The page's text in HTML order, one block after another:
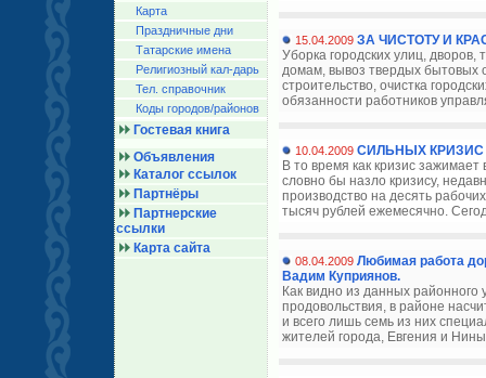
Карта
Праздничные дни
Татарские имена
Религиозный кал-дарь
Тел. справочник
Коды городов/райoнов
Гостевая книга
Объявления
Каталог ссылок
Партнёры
Партнерские
ссылки
Карта сайта
15.04.2009 ЗА ЧИСТОТУ И
Уборка городских улиц,
домам, вывоз твердых бытовых
строительство, очистка
обязанности работников
10.04.2009 СИЛЬНЫХ КРИЗИС
В то время как кризис зажимает
словно бы назло кризису,
производство на десять
тысяч рублей ежемесячно.
08.04.2009 Любимая работа
Вадим Куприянов.
Как видно из данных районного
продовольствия, в районе
и всего лишь семь из них
жителей города, Евгения и